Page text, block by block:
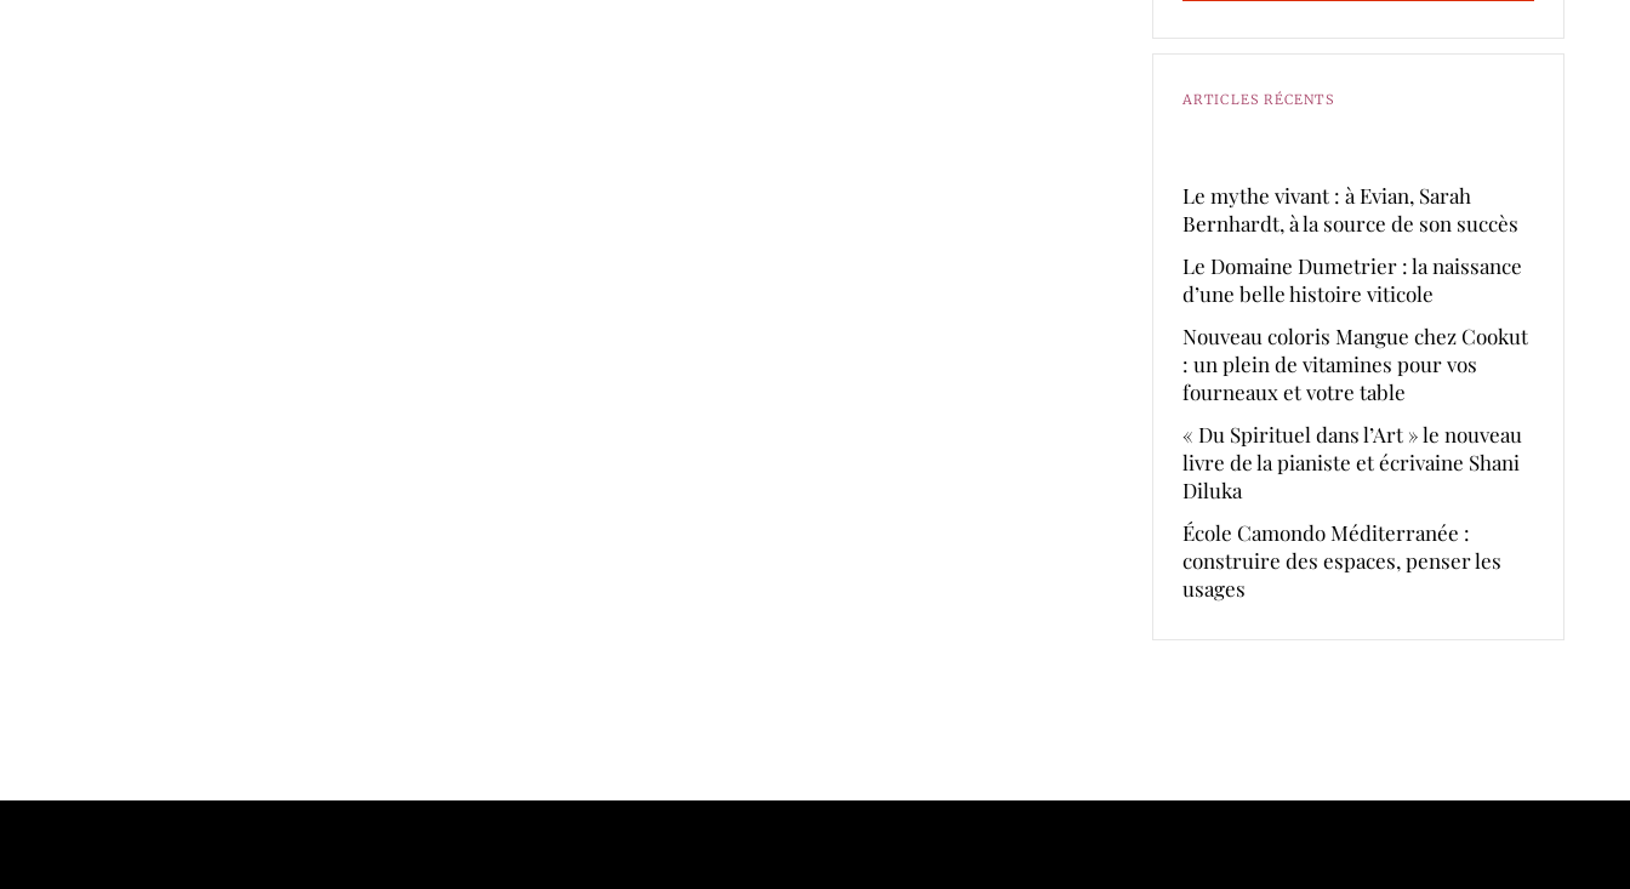
ARTICLES RÉCENTS
Le mythe vivant : à Evian, Sarah
Bernhardt, à la source de son succès
Le Domaine Dumetrier : la naissance
d’une belle histoire viticole
Nouveau coloris Mangue chez Cookut
: un plein de vitamines pour vos
fourneaux et votre table
« Du Spirituel dans l’Art » le nouveau
livre de la pianiste et écrivaine Shani
Diluka
École Camondo Méditerranée :
construire des espaces, penser les
usages